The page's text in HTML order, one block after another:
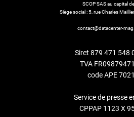
SCOP SAS au capital
Siège social : 5, rue Charles
contact@datacenter-
Siret 879 471 548
TVA
code APE
Service de presse
CPPAP 1123 X